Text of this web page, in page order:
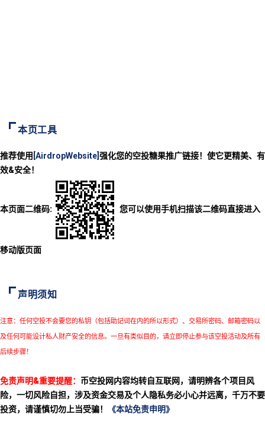
本页工具
推荐使用 [AirdropWebsite] 强化您的空投糖果推广链接！使它更精美、有
效&安全！
本页面二维码: 您可以使用手机扫描该二维码直接进入
移动版页面
声明须知
注意：任何空投不会要您的私钥（包括助记词在内的所以形式）、交易所密码、邮箱密码以
及任何可能设计私人财产安全的信息。一旦有类似目的，请立即停止参与该空投活动及所有
后续步骤！
免责声明&重要提醒： 币空投网内容均转自互联网，请明辨各个项目风
险，一切风险自担，涉及资金交易及个人隐私务必小心并远离，千万不要
投资，请谨慎切勿上当受骗！
《本站免责申明》